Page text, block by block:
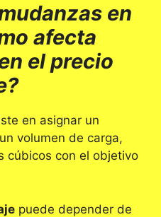
en
afecta
el precio
en asignar un
volumen de carga,
cúbicos con el objetivo
puede depender de